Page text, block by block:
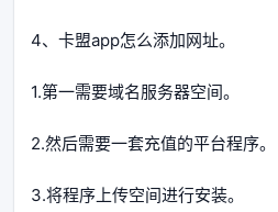
4、卡盟app怎么添加网址。
1.第一需要域名服务器空间。
2.然后需要一套充值的平台程序。
3.将程序上传空间进行安装。